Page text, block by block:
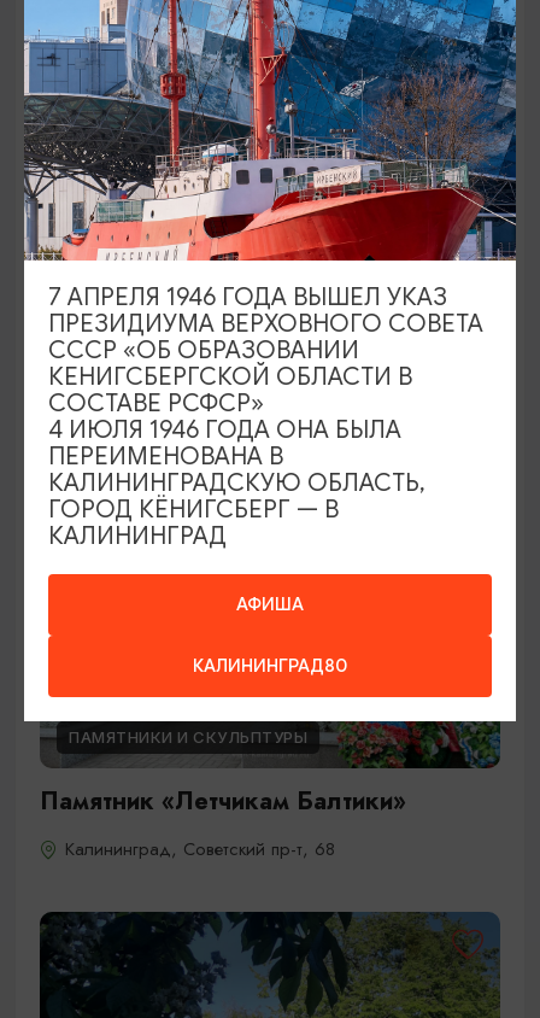
ПАМЯТНИКИ И СКУЛЬПТУРЫ
Памятник Людвикасу Резе
Калининград, пересечение проспекта Победы и
Каштановой аллеи
ПАМЯТНИКИ И СКУЛЬПТУРЫ
Памятник «Летчикам Балтики»
Калининград, Советский пр-т, 68
АФИША
КАЛИНИНГРАД80
7 АПРЕЛЯ 1946 ГОДА ВЫШЕЛ УКАЗ
ПРЕЗИДИУМА ВЕРХОВНОГО СОВЕТА
СССР «ОБ ОБРАЗОВАНИИ
КЕНИГСБЕРГСКОЙ ОБЛАСТИ В
СОСТАВЕ РСФСР»
4 ИЮЛЯ 1946 ГОДА ОНА БЫЛА
ПЕРЕИМЕНОВАНА В
КАЛИНИНГРАДСКУЮ ОБЛАСТЬ,
ГОРОД КЁНИГСБЕРГ — В
КАЛИНИНГРАД